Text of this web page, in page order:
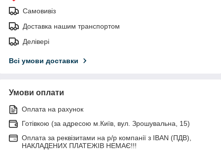
Самовивіз
Доставка нашим транспортом
Делівері
Всі умови доставки
Умови оплати
Оплата на рахунок
Готівкою (за адресою м.Київ, вул. Зрошувальна, 15)
Оплата за реквізитами на р/р компанії з IBAN (ПДВ),
НАКЛАДЕНИХ ПЛАТЕЖІВ НЕМАЄ!!!